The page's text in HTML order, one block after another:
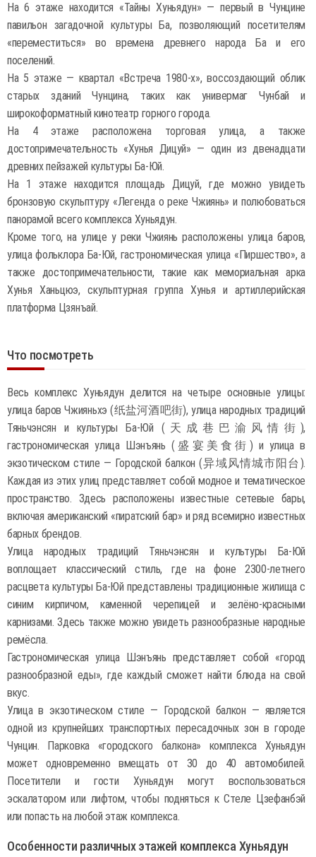
На 6 этаже находится «Тайны Хуньядун» — первый в Чунцине
павильон загадочной культуры Ба, позволяющий посетителям
«переместиться» во времена древнего народа Ба и его
поселений.
На 5 этаже — квартал «Встреча 1980-х», воссоздающий облик
старых зданий Чунцина, таких как универмаг Чунбай и
широкоформатный кинотеатр горного города.
На 4 этаже расположена торговая улица, а также
достопримечательность «Хунья Дицуй» — один из двенадцати
древних пейзажей культуры Ба-Юй.
На 1 этаже находится площадь Дицуй, где можно увидеть
бронзовую скульптуру «Легенда о реке Чжиянь» и полюбоваться
панорамой всего комплекса Хуньядун.
Кроме того, на улице у реки Чжиянь расположены улица баров,
улица фольклора Ба-Юй, гастрономическая улица «Пиршество», а
также достопримечательности, такие как мемориальная арка
Хунья Ханьцюэ, скульптурная группа Хунья и артиллерийская
платформа Цзянъай.
Что посмотреть
Весь комплекс Хуньядун делится на четыре основные улицы:
улица баров Чжияньхэ (纸盐河酒吧街), улица народных традиций
Тяньчэнсян и культуры Ба-Юй (天成巷巴渝风情街),
гастрономическая улица Шэнъянь (盛宴美食街) и улица в
экзотическом стиле — Городской балкон (异域风情城市阳台).
Каждая из этих улиц представляет собой модное и тематическое
пространство. Здесь расположены известные сетевые бары,
включая американский «пиратский бар» и ряд всемирно известных
барных брендов.
Улица народных традиций Тяньчэнсян и культуры Ба-Юй
воплощает классический стиль, где на фоне 2300-летнего
расцвета культуры Ба-Юй представлены традиционные жилища с
синим кирпичом, каменной черепицей и зелёно-красными
карнизами. Здесь также можно увидеть разнообразные народные
ремёсла.
Гастрономическая улица Шэнъянь представляет собой «город
разнообразной еды», где каждый сможет найти блюда на свой
вкус.
Улица в экзотическом стиле — Городской балкон — является
одной из крупнейших транспортных пересадочных зон в городе
Чунцин. Парковка «городского балкона» комплекса Хуньядун
может одновременно вмещать от 30 до 40 автомобилей.
Посетители и гости Хуньядун могут воспользоваться
эскалатором или лифтом, чтобы подняться к Стеле Цзефанбэй
или попасть на любой этаж комплекса.
Особенности различных этажей комплекса Хуньядун